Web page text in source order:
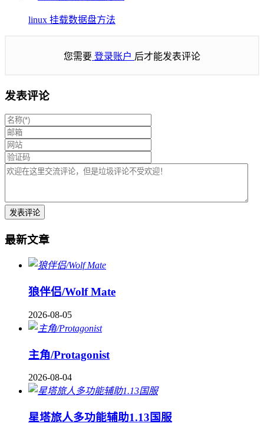
linux 挂载数据盘方法
您需要 登录账户 后才能发表评论
发表评论
最新文章
狼伴侣/Wolf Mate
2026-08-05
主角/Protagonist
2026-08-04
星塔旅人多功能辅助1.13国服